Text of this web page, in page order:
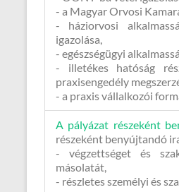
- a Magyar Orvosi
- háziorvosi
igazolása,
- egészségügyi
- illetékes hatóság
praxisengedély
- a praxis vállalkozói
A pályázat részeként
részeként benyújtandó
- végzettséget és
másolatát,
- részletes személyi és